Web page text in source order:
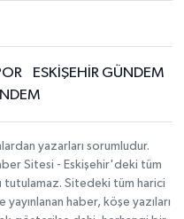
ESKİŞEHİR GÜNDEM
yazarları sorumludur.
Sitesi - Eskişehir'deki tüm
tutulamaz. Sitedeki tüm harici
yayınlanan haber, köşe yazıları